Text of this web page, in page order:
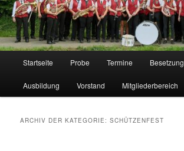
Startseite Probe Termine Besetzung
Ausbildung Vorstand Mitgliederbereich
ARCHIV DER KATEGORIE:SCHÜTZENFEST